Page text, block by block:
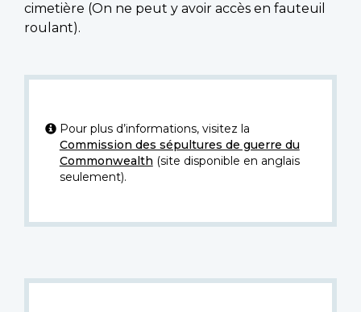
cimetière (On ne peut y avoir accès en fauteuil
roulant).
Pour plus d’informations, visitez la
Commission des sépultures de guerre du
Commonwealth (site disponible en anglais
seulement).